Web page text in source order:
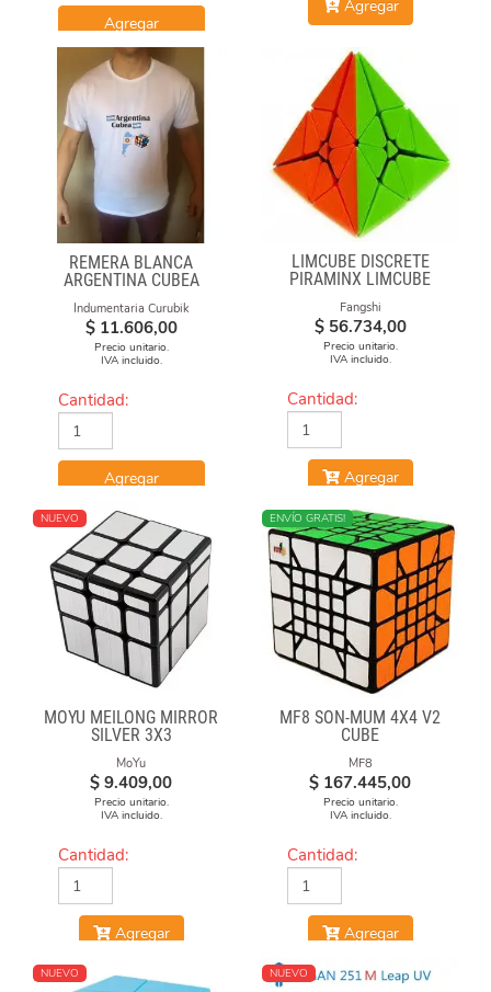
Agregar
Agregar
REMERA BLANCA
ARGENTINA CUBEA
Indumentaria Curubik
$ 11.606,00
Precio unitario.
IVA incluido.
Cantidad:
Agregar
LIMCUBE DISCRETE
PIRAMINX LIMCUBE
Fangshi
$ 56.734,00
Precio unitario.
IVA incluido.
Cantidad:
Agregar
NUEVO
MOYU MEILONG MIRROR
SILVER 3X3
MoYu
$ 9.409,00
Precio unitario.
IVA incluido.
Cantidad:
Agregar
ENVÍO GRATIS!
MF8 SON-MUM 4X4 V2
CUBE
MF8
$ 167.445,00
Precio unitario.
IVA incluido.
Cantidad:
Agregar
NUEVO NUEVO